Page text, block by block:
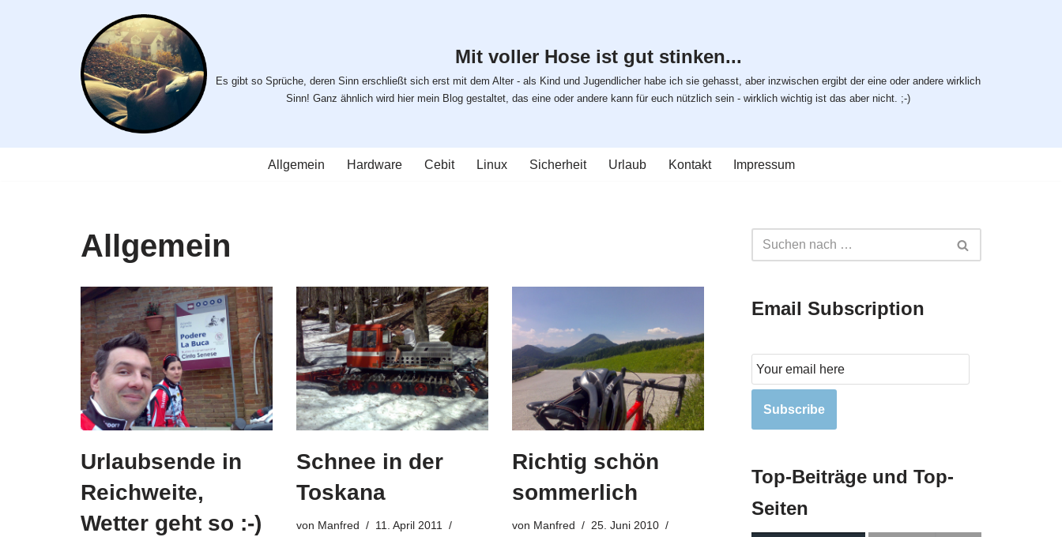
Mit voller Hose ist gut stinken...
Es gibt so Sprüche, deren Sinn erschließt sich erst mit dem Alter - als Kind und Jugendlicher habe ich sie gehasst, aber inzwischen ergibt der eine oder andere wirklich
Sinn! Ganz ähnlich wird hier mein Blog gestaltet, das eine oder andere kann für euch nützlich sein - wirklich wichtig ist das aber nicht. ;-)
Allgemein Hardware Cebit Linux Sicherheit Urlaub Kontakt Impressum
Allgemein
Urlaubsende in
Reichweite,
Wetter geht so :-)
Schnee in der
Toskana
von Manfred
11. April 2011
Richtig schön
sommerlich
von Manfred
25. Juni 2010
Email Subscription
Subscribe
Top-Beiträge und Top-
Seiten